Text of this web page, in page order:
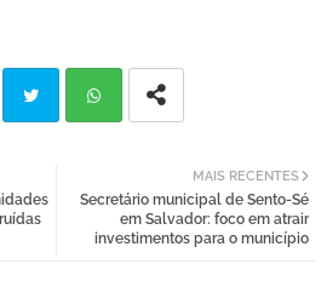
tter atsa
MAIS RECENTES
Secretário municipal de Sento-Sé
em Salvador: foco em atrair
investimentos para o município